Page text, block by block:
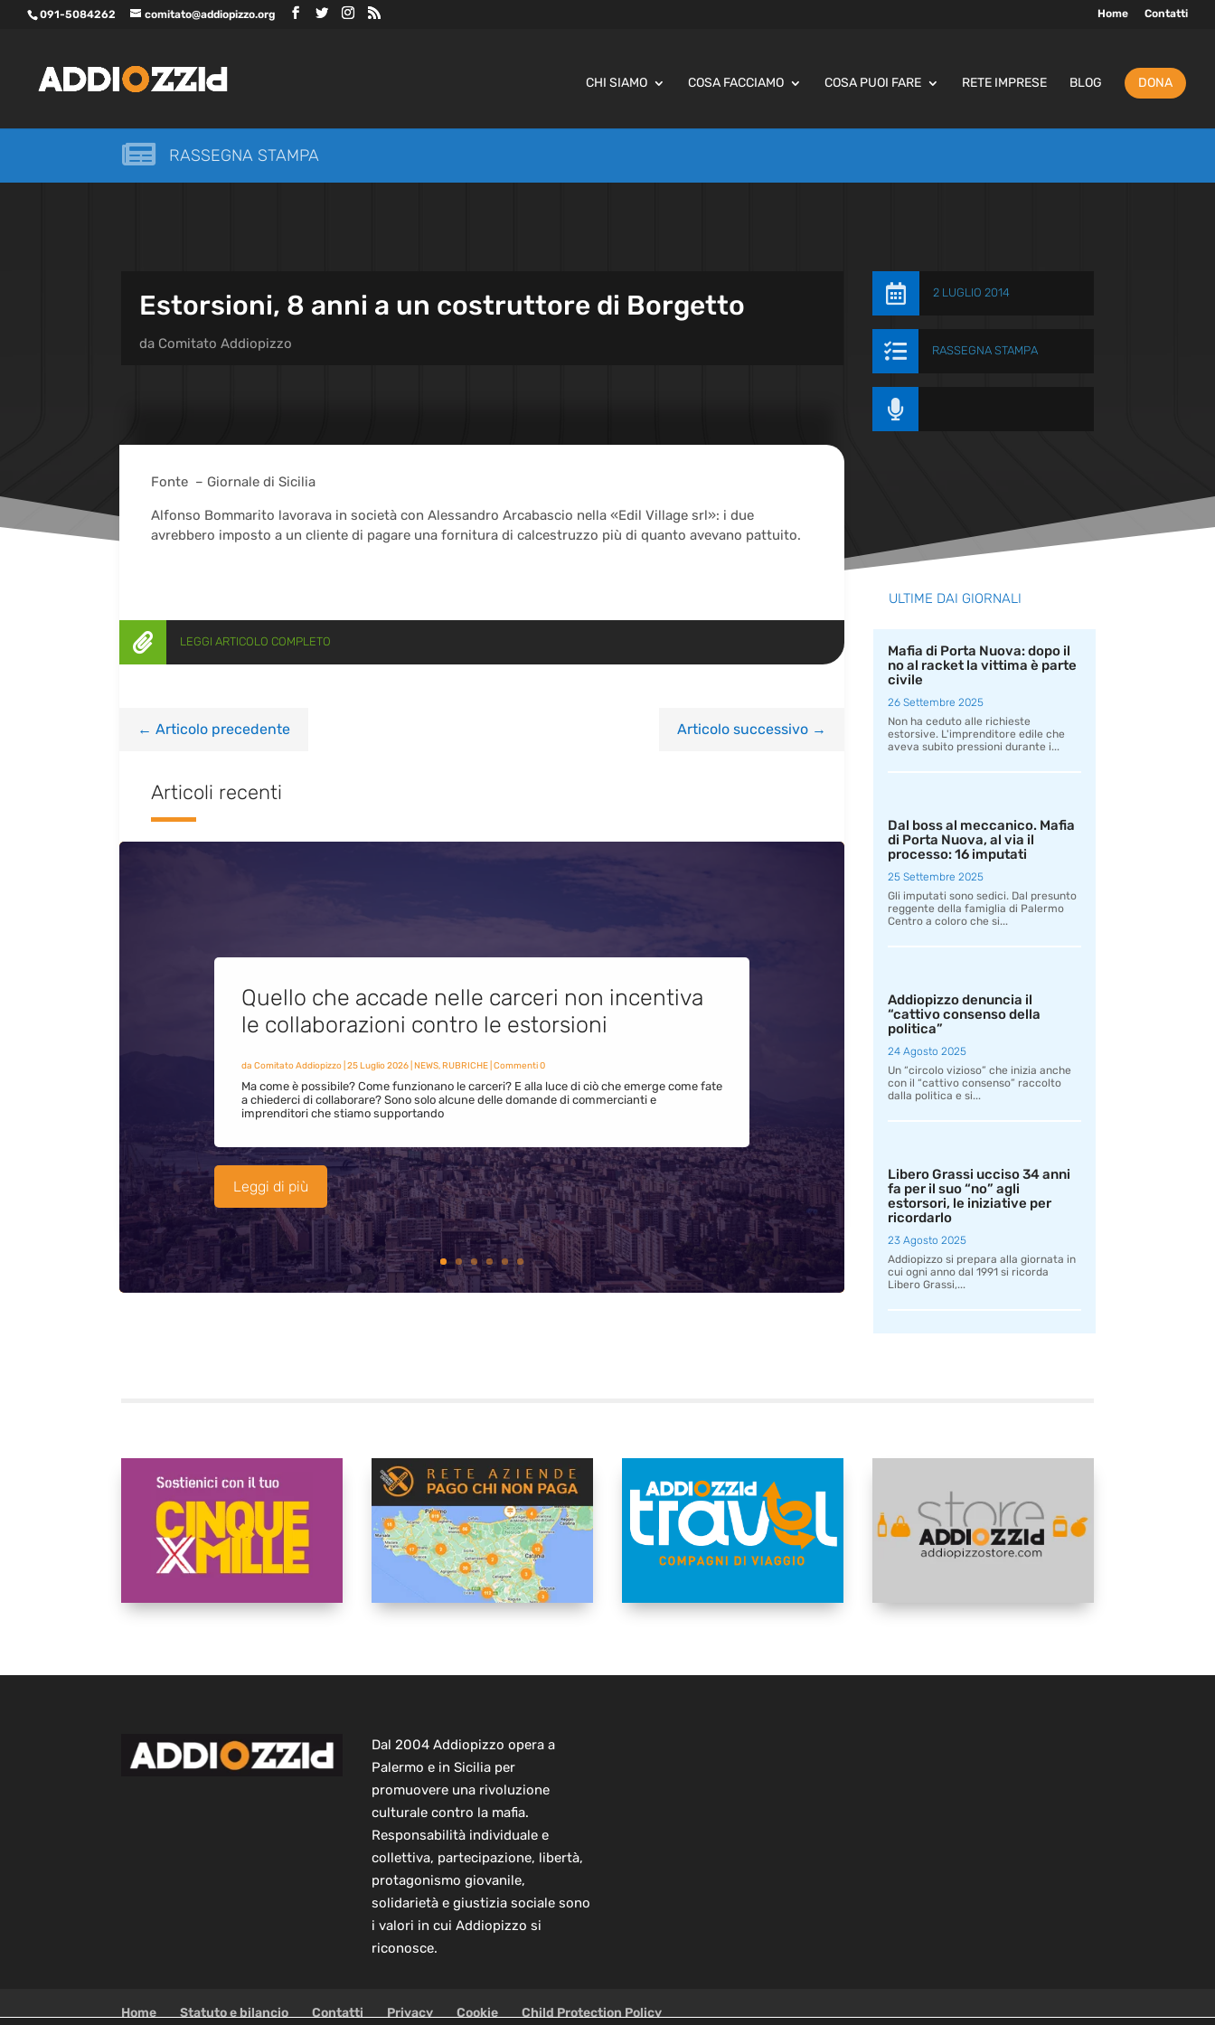
091-5084262 comitato@addiopizzo.org Home Contatti
CHI SIAMO COSA FACCIAMO COSA PUOI FARE RETE IMPRESE BLOG DONA
 RASSEGNA STAMPA
Estorsioni, 8 anni a un costruttore di Borgetto
da Comitato Addiopizzo
 2 LUGLIO 2014
 RASSEGNA STAMPA

Fonte – Giornale di Sicilia
Alfonso Bommarito lavorava in società con Alessandro Arcabascio nella «Edil Village srl»: i due
avrebbero imposto a un cliente di pagare una fornitura di calcestruzzo più di quanto avevano pattuito.
 LEGGI ARTICOLO COMPLETO
← Articolo precedente Articolo successivo→
Articoli recenti
Quello che accade nelle carceri non incentiva
le collaborazioni contro le estorsioni
da Comitato Addiopizzo| 25 Luglio 2026| NEWS,RUBRICHE| Commenti 0
Ma come è possibile? Come funzionano le carceri? E alla luce di ciò che emerge come fate
a chiederci di collaborare? Sono solo alcune delle domande di commercianti e
imprenditori che stiamo supportando
Leggi di più
ULTIME DAI GIORNALI
Mafia di Porta Nuova: dopo il
no al racket la vittima è parte
civile
26 Settembre 2025
Non ha ceduto alle richieste
estorsive. L'imprenditore edile che
aveva subito pressioni durante i...
Dal boss al meccanico. Mafia
di Porta Nuova, al via il
processo: 16 imputati
25 Settembre 2025
Gli imputati sono sedici. Dal presunto
reggente della famiglia di Palermo
Centro a coloro che si...
Addiopizzo denuncia il
“cattivo consenso della
politica”
24 Agosto 2025
Un “circolo vizioso” che inizia anche
con il “cattivo consenso” raccolto
dalla politica e si...
Libero Grassi ucciso 34 anni
fa per il suo “no” agli
estorsori, le iniziative per
ricordarlo
23 Agosto 2025
Addiopizzo si prepara alla giornata in
cui ogni anno dal 1991 si ricorda
Libero Grassi,...
Dal 2004 Addiopizzo opera a
Palermo e in Sicilia per
promuovere una rivoluzione
culturale contro la mafia.
Responsabilità individuale e
collettiva, partecipazione, libertà,
protagonismo giovanile,
solidarietà e giustizia sociale sono
i valori in cui Addiopizzo si
riconosce.
Home Statuto e bilancio Contatti Privacy Cookie Child Protection Policy